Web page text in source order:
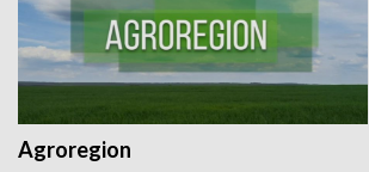
Agroregion